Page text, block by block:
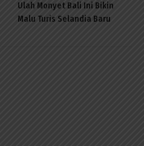
Ulah Monyet Bali Ini Bikin
Malu Turis Selandia Baru